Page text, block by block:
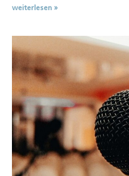
weiterlesen »